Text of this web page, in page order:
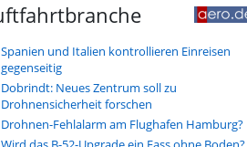
Spanien und Italien kontrollieren Einreisen
gegenseitig
Dobrindt: Neues Zentrum soll zu
Drohnensicherheit forschen
Drohnen-Fehlalarm am Flughafen Hamburg?